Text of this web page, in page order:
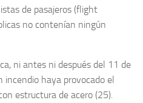
de pasajeros (flight
no contenían ningún
ni antes ni después del 11 de
incendio haya provocado el
estructura de acero (25).